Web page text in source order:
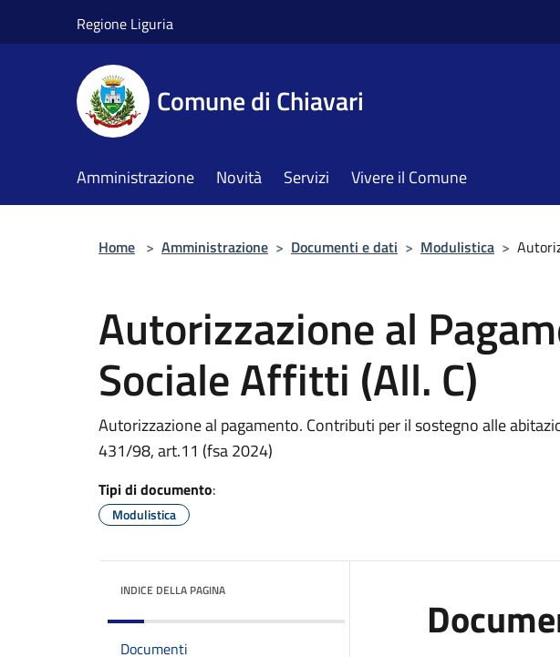
Regione Liguria
Comune di Chiavari
Amministrazione Novità Servizi Vivere il Comune
Home > Amministrazione > Documenti e dati > Modulistica >
Autorizzazione al
Sociale Affitti (All. C)
Autorizzazione al pagamento. Contributi per il sostegno alle
431/98, art.11 (fsa 2024)
Tipi di documento:
Modulistica
INDICE DELLA PAGINA
Documenti